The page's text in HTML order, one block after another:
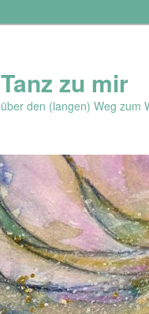
Tanz zu mir
über den (langen) Weg zum